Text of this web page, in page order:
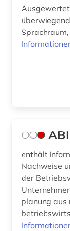
enthält
Nachweise
der
planung aus